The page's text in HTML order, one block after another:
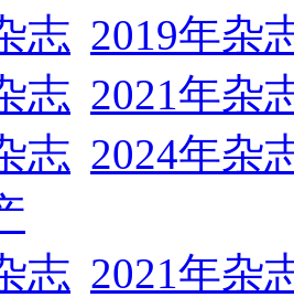
志 2019年杂
志 2021年杂
志 2024年杂
志 2021年杂